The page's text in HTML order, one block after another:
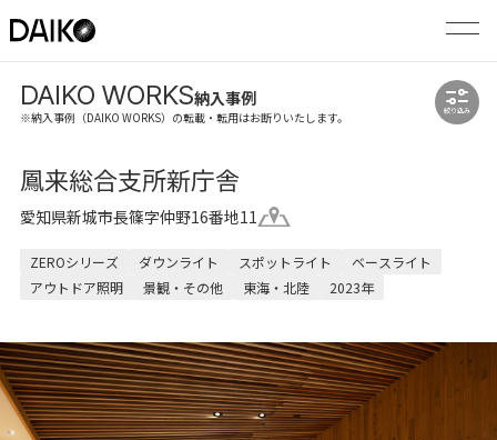
DAIKO WORKS納入事例
※納入事例（DAIKO WORKS）の転載・転用はお断りいたします。 絞り込み
鳳来総合支所新庁舎
愛知県新城市長篠字仲野16番地11
ZEROシリーズ ダウンライト スポットライト
ベースライト
アウトドア照明
景観・その他 東海・北陸 2023年